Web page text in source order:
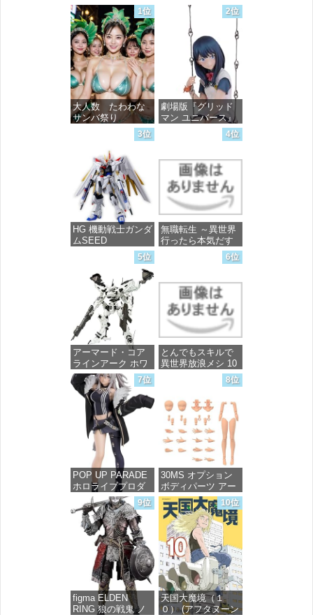
1位
大人数 たわわな
サンバ祭り
価格：¥99
2位
劇場版『グリッド
マン ユニバース』
宝多六花 wall figure
1/7スケール プラス
完成品フィギュア
価格：¥13,756
3位
HG 機動戦士ガンダ
ムSEED
FREEDOM マイテ
ィーストライクフ
リーダムガンダム
1/144スケール 色分
け済みプラモデル
価格：¥4,800
4位
無職転生 ～異世界
行ったら本気だす
～ 20 (MFコミック
ス フラッパーシ
価格：¥748
5位
アーマード・コア
ラインアーク ホワ
イト・グリント 全
高約160mm 1/72ス
ケール プラモデル
価格：¥7,367
6位
とんでもスキルで
異世界放浪メシ 10
(ガルドコミックス)
価格：¥726
7位
POP UP PARADE
ホロライブプロダ
クション 獅白ぼた
ん ノンスケール プ
ラスチック製 塗装
済み完成品フィギ
価格：¥4,676
8位
30MS オプション
ボディパーツ アー
ムパーツ&レッグパ
ーツ [カラーC] 色
分け済みプラモデ
ル
価格：¥1,949
9位
figma ELDEN
RING 狼の戦鬼 ノ
10位
天国大魔境（１
０） (アフタヌーン